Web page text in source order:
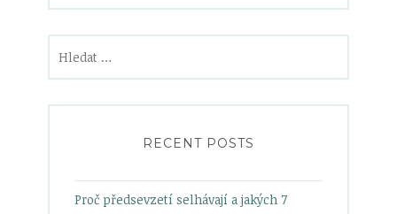
RECENT POSTS
Proč předsevzetí selhávají a jakých 7